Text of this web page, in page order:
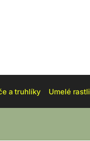
a truhlíky Umelé